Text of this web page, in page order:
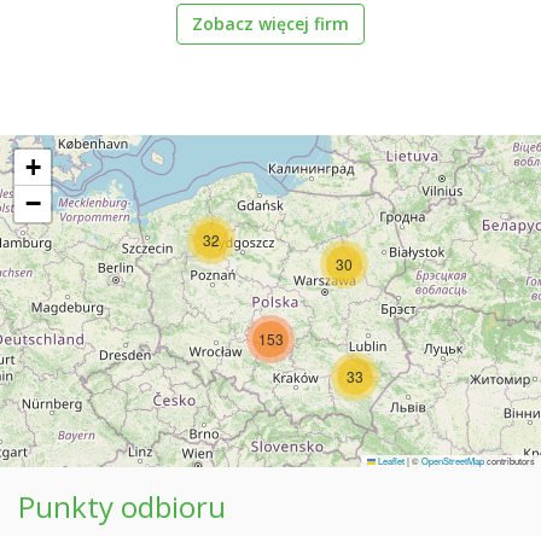
Zobacz więcej firm
32
33
30
153
+
−
Leaflet|©OpenStreetMapcontributors
Punkty odbioru